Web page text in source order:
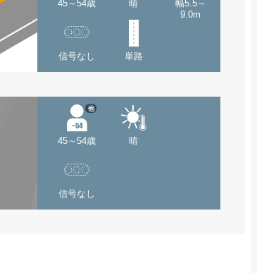
45～54歳 晴
幅5.5～
9.0m
信号なし 単路
45～54歳
他
晴
信号なし